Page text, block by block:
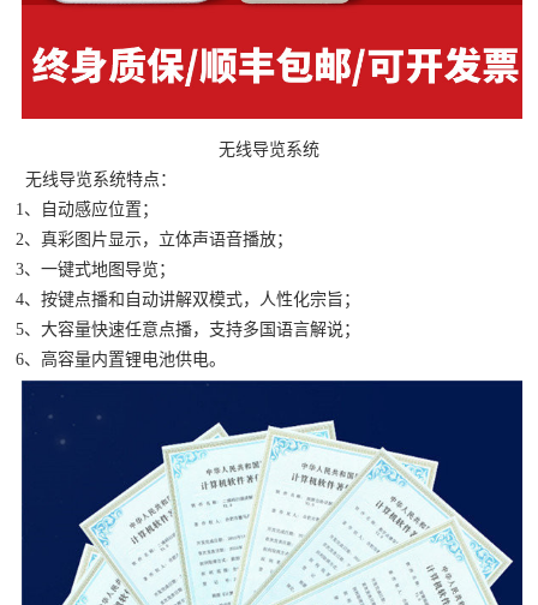
无线导览系统
无线导览系统特点：
1、自动感应位置；
2、真彩图片显示，立体声语音播放；
3、一键式地图导览；
4、按键点播和自动讲解双模式，人性化宗旨；
5、大容量快速任意点播，支持多国语言解说；
6、高容量内置锂电池供电​。